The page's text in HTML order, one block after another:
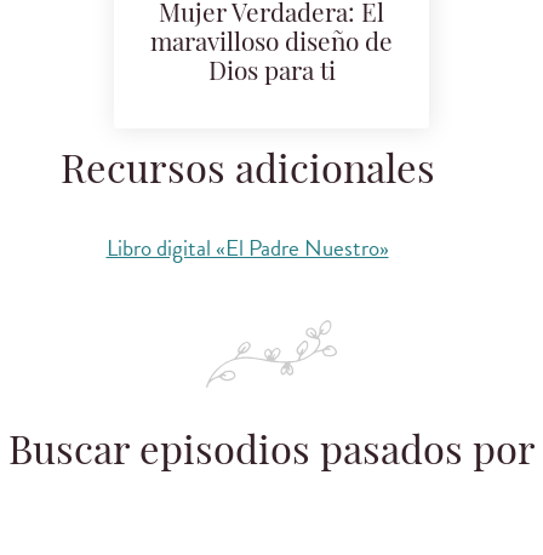
Mujer Verdadera: El
maravilloso diseño de
Dios para ti
Recursos adicionales
Libro digital «El Padre Nuestro»
Buscar episodios pasados por